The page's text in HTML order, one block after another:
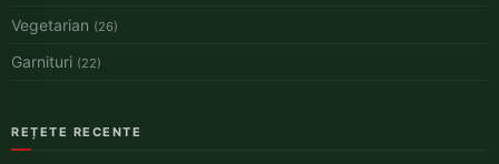
Vegetarian (26)
Garnituri (22)
REȚETE RECENTE